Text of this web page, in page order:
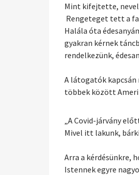
Mint kifejtette,
Rengeteget tett a
Halála óta
gyakran kérnek
rendelkezünk,
A látogatók
többek között
„A Covid-járvány
Mivel itt lakunk,
Arra a kérdésünkre,
Istennek egyre